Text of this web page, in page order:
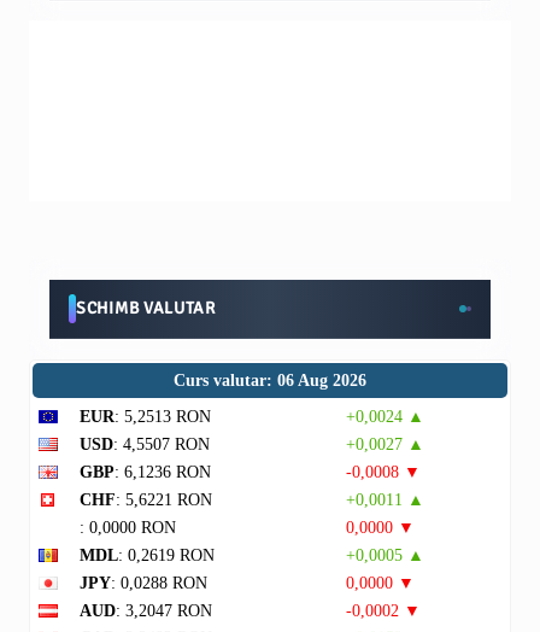
SCHIMB VALUTAR
Curs valutar: 06 Aug 2026
EUR: 5,2513 RON
+0,0024 ▲
USD: 4,5507 RON
+0,0027 ▲
GBP: 6,1236 RON
-0,0008 ▼
CHF: 5,6221 RON
+0,0011 ▲
: 0,0000 RON
0,0000 ▼
MDL: 0,2619 RON
+0,0005 ▲
JPY: 0,0288 RON
0,0000 ▼
AUD: 3,2047 RON
-0,0002 ▼